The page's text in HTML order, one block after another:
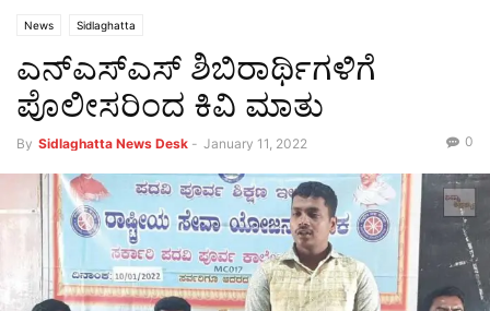
News Sidlaghatta
ಎನ್‌ಎಸ್‌ಎಸ್ ಶಿಬಿರಾರ್ಥಿಗಳಿಗೆ
ಪೊಲೀಸರಿಂದ ಕಿವಿ ಮಾತು
By Sidlaghatta News Desk - January 11, 2022 0